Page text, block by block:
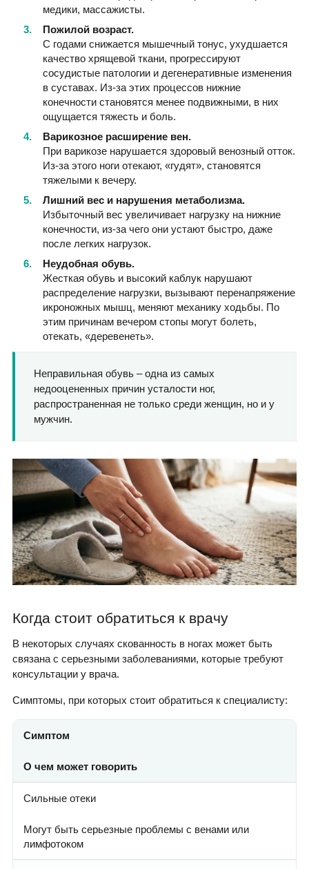
медики, массажисты.
Пожилой возраст.
С годами снижается мышечный тонус, ухудшается
качество хрящевой ткани, прогрессируют
сосудистые патологии и дегенеративные изменения
в суставах. Из-за этих процессов нижние
конечности становятся менее подвижными, в них
ощущается тяжесть и боль.
Варикозное расширение вен.
При варикозе нарушается здоровый венозный отток.
Из-за этого ноги отекают, «гудят», становятся
тяжелыми к вечеру.
Лишний вес и нарушения метаболизма.
Избыточный вес увеличивает нагрузку на нижние
конечности, из-за чего они устают быстро, даже
после легких нагрузок.
Неудобная обувь.
Жесткая обувь и высокий каблук нарушают
распределение нагрузки, вызывают перенапряжение
икроножных мышц, меняют механику ходьбы. По
этим причинам вечером стопы могут болеть,
отекать, «деревенеть».
Неправильная обувь – одна из самых
недооцененных причин усталости ног,
распространенная не только среди женщин, но и у
мужчин.
Когда стоит обратиться к врачу
В некоторых случаях скованность в ногах может быть
связана с серьезными заболеваниями, которые требуют
консультации у врача.
Симптомы, при которых стоит обратиться к специалисту:
Симптом
О чем может говорить
Сильные отеки
Могут быть серьезные проблемы с венами или
лимфотоком